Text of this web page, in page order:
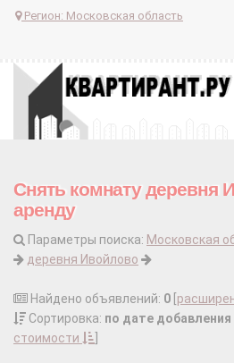
Регион: Московская область
Снять комнату деревня
аренду
Параметры поиска: Московская
деревня Ивойлово
Найдено объявлений: 0
Сортировка: по дате добавления
стоимости